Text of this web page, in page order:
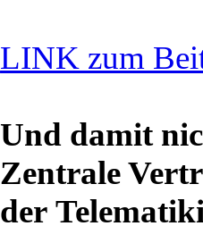
LINK zum
Und damit
Zentrale
der